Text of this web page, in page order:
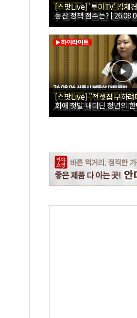
[스팟Live] '투미TV' 김제
동산 정책 점수는? |
대토론회
[스팟Live] "전셋집 구하려
회에 첫발 내디딘 청년의
시 부동산 대토론회